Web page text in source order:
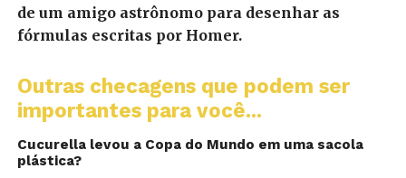
de um amigo astrônomo para desenhar as
fórmulas escritas por Homer.
Outras checagens que podem ser
importantes para você...
Cucurella levou a Copa do Mundo em uma sacola
plástica?